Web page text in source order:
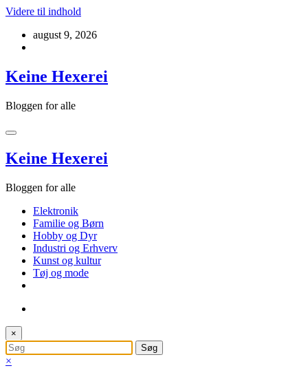
Videre til indhold
august 9, 2026
Keine Hexerei
Bloggen for alle
Keine Hexerei
Bloggen for alle
Elektronik
Familie og Børn
Hobby og Dyr
Industri og Erhverv
Kunst og kultur
Tøj og mode
×
×